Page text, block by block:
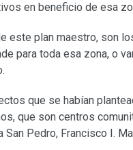
en beneficio de esa
este plan maestro, son
para toda esa zona, o
que se habían
que son centros
Pedro, Francisco I.